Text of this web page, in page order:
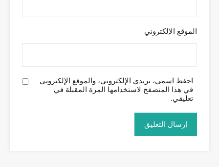
الموقع الإلكتروني
احفظ اسمي، بريدي الإلكتروني، والموقع الإلكتروني
في هذا المتصفح لاستخدامها المرة المقبلة في
تعليقي.